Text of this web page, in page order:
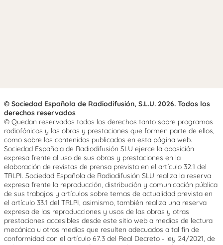
© Sociedad Española de Radiodifusión, S.L.U. 2026. Todos los
derechos reservados
© Quedan reservados todos los derechos tanto sobre programas
radiofónicos y las obras y prestaciones que formen parte de ellos,
como sobre los contenidos publicados en esta página web.
Sociedad Española de Radiodifusión SLU ejerce la oposición
expresa frente al uso de sus obras y prestaciones en la
elaboración de revistas de prensa prevista en el artículo 32.1 del
TRLPI. Sociedad Española de Radiodifusión SLU realiza la reserva
expresa frente la reproducción, distribución y comunicación pública
de sus trabajos y artículos sobre temas de actualidad prevista en
el artículo 33.1 del TRLPI, asimismo, también realiza una reserva
expresa de las reproducciones y usos de las obras y otras
prestaciones accesibles desde este sitio web a medios de lectura
mecánica u otros medios que resulten adecuados a tal fin de
conformidad con el artículo 67.3 del Real Decreto - ley 24/2021, de